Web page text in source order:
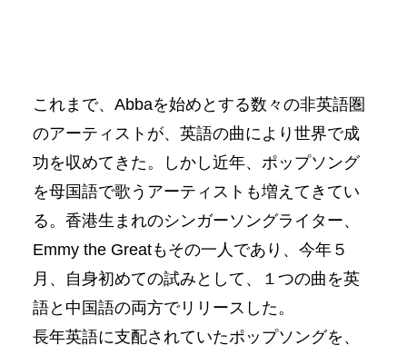
これまで、Abbaを始めとする数々の非英語圏
のアーティストが、英語の曲により世界で成
功を収めてきた。しかし近年、ポップソング
を母国語で歌うアーティストも増えてきてい
る。香港生まれのシンガーソングライター、
Emmy the Greatもその一人であり、今年５
月、自身初めての試みとして、１つの曲を英
語と中国語の両方でリリースした。
長年英語に支配されていたポップソングを、